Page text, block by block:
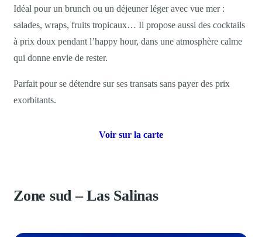
Idéal pour un brunch ou un déjeuner léger avec vue mer :
salades, wraps, fruits tropicaux… Il propose aussi des cocktails
à prix doux pendant l’happy hour, dans une atmosphère calme
qui donne envie de rester.
Parfait pour se détendre sur ses transats sans payer des prix
exorbitants.
Voir sur la carte
Zone sud – Las Salinas